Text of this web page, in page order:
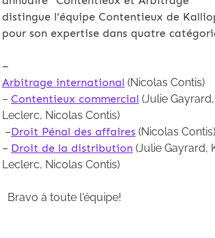
distingue l'équipe Contentieux de
pour son expertise dans quatre
–
Arbitrage international (Nicolas Contis)
– Contentieux commercial (Julie
Leclerc, Nicolas Contis)
–Droit Pénal des affaires (Nicolas Contis)
– Droit de la distribution (Julie Gayrard,
Leclerc, Nicolas Contis)
Bravo à toute l'équipe!